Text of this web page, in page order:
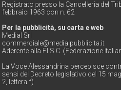
Registrato presso la Cancelleria del
febbraio 1963 con n. 62
Per la pubblicità, su carta e web
Medial Srl
commerciale@medialpubblicita.it
Aderente alla F.I.S.C. (Federazione
La Voce Alessandrina percepisce
sensi del Decreto legislativo del 15
2, lettera f)